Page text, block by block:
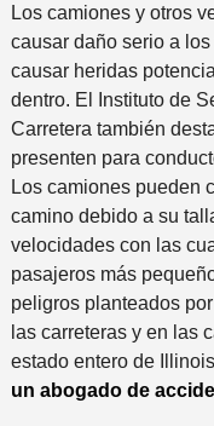
Los camiones y otros
causar daño serio a
causar heridas
dentro. El Instituto de
Carretera también
presenten para
Los camiones pueden
camino debido a su
velocidades con las
pasajeros más
peligros planteados
las carreteras y en las
estado entero de
un abogado de